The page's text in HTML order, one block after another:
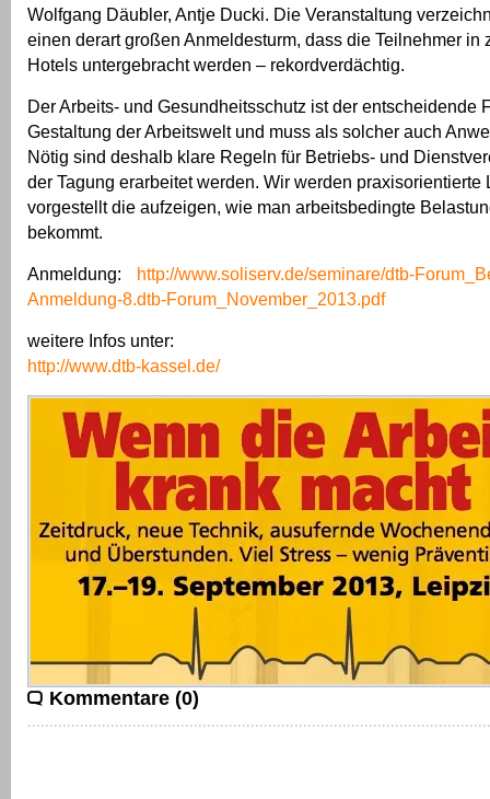
Wolfgang Däubler, Antje Ducki. Die Veranstaltung
einen derart großen Anmeldesturm, dass die Teilnehmer in
Hotels untergebracht werden – rekordverdächtig.
Der Arbeits- und Gesundheitsschutz ist der entscheidende
Gestaltung der Arbeitswelt und muss als solcher auch
Nötig sind deshalb klare Regeln für Betriebs- und
der Tagung erarbeitet werden. Wir werden praxisorientierte
vorgestellt die aufzeigen, wie man arbeitsbedingte
bekommt.
Anmeldung: http://www.soliserv.de/seminare/dtb-
Anmeldung-8.dtb-Forum_November_2013.pdf
weitere Infos unter:
http://www.dtb-kassel.de/
Kommentare (0)